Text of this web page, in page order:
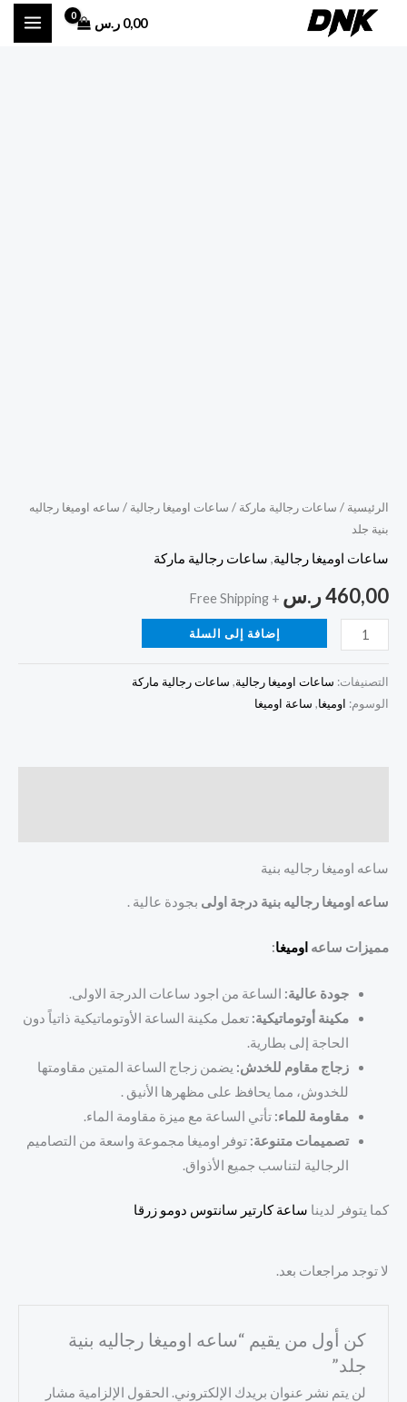
تخطي
0,00 ر.س
الرئيسية / ساعات رجالية ماركة / ساعات اوميغا رجالية / ساعه اوميغا رجاليه
بنية جلد
ساعات اوميغا رجالية, ساعات رجالية ماركة
460,00ر.س + Free Shipping
إضافة إلى السلة
التصنيفات: ساعات اوميغا رجالية, ساعات رجالية ماركة
الوسوم: اوميغا, ساعة اوميغا
ساعه اوميغا رجاليه بنية
ساعه اوميغا رجاليه بنية درجة اولى بجودة عالية .
مميزات ساعه اوميغا:
جودة عالية: الساعة من اجود ساعات الدرجة الاولى.
مكينة أوتوماتيكية: تعمل مكينة الساعة الأوتوماتيكية ذاتياً دون
الحاجة إلى بطارية.
زجاج مقاوم للخدش: يضمن زجاج الساعة المتين مقاومتها
للخدوش، مما يحافظ على مظهرها الأنيق .
مقاومة للماء: تأتي الساعة مع ميزة مقاومة الماء.
تصميمات متنوعة: توفر اوميغا مجموعة واسعة من التصاميم
الرجالية لتناسب جميع الأذواق.
كما يتوفر لدينا ساعة كارتير سانتوس دومو زرقا
لا توجد مراجعات بعد.
كن أول من يقيم “ساعه اوميغا رجاليه بنية
جلد”
لن يتم نشر عنوان بريدك الإلكتروني. الحقول الإلزامية مشار